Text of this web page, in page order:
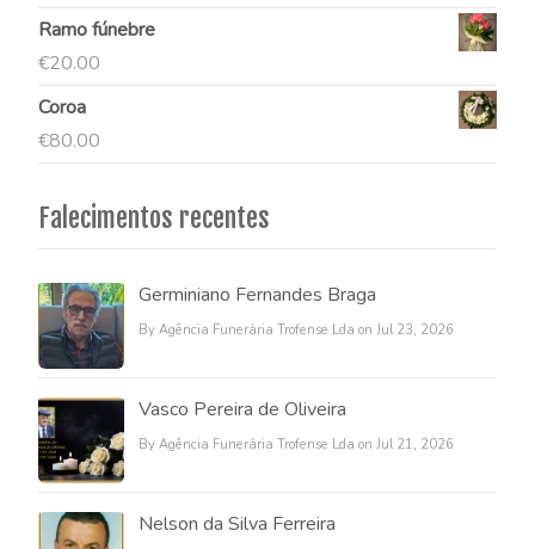
Ramo fúnebre
€20.00
Coroa
€80.00
Falecimentos recentes
Germiniano Fernandes Braga
By Agência Funerária Trofense Lda on Jul 23, 2026
Vasco Pereira de Oliveira
By Agência Funerária Trofense Lda on Jul 21, 2026
Nelson da Silva Ferreira